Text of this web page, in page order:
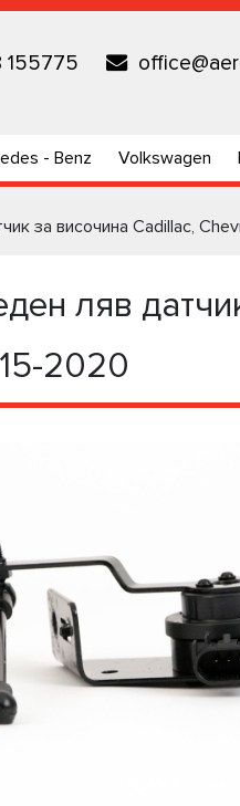
155775
- Benz Volkswagen
за височина Cadillac,
ляв
2020